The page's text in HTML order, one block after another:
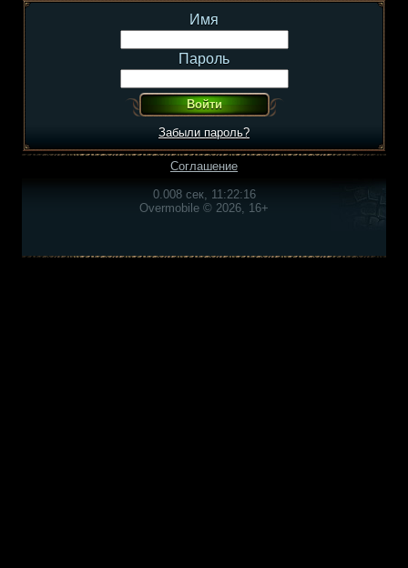
Имя
Пароль
Забыли пароль?
Соглашение
0.008 сек, 11:22:16
Overmobile © 2026, 16+